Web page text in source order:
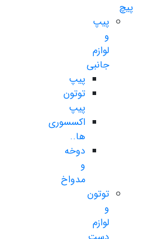
پیچ
پیپ
و
لوازم
جانبی
پیپ
توتون
پیپ
اکسسوری
ها..
دوخه
و
مدواخ
توتون
و
لوازم